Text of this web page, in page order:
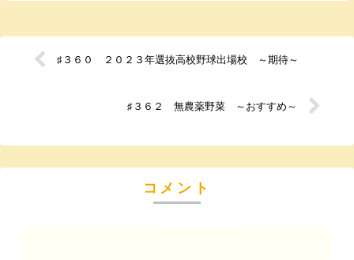
♯３６０ ２０２３年選抜高校野球出場校 ～期待～
♯３６２ 無農薬野菜 ～おすすめ～
コメント